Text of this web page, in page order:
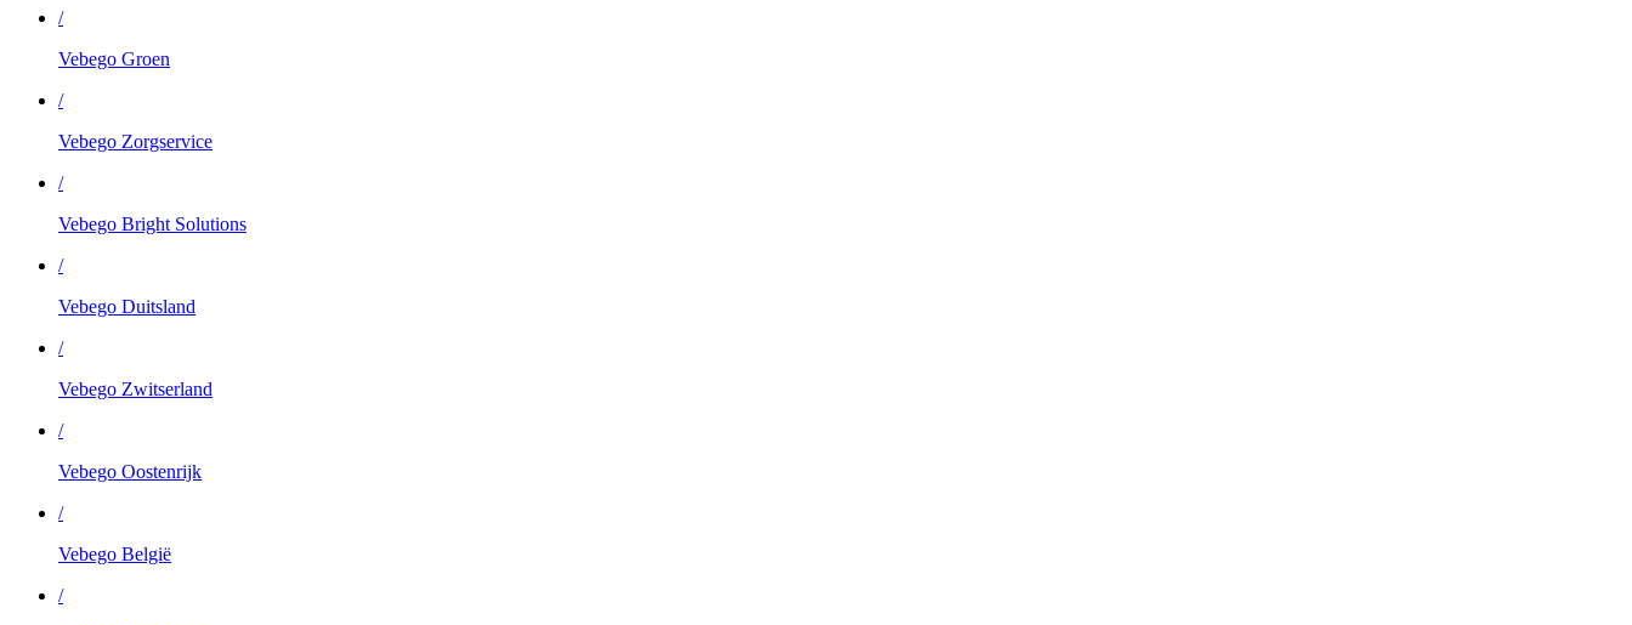
/
Vebego Groen
/
Vebego Zorgservice
/
Vebego Bright Solutions
/
Vebego Duitsland
/
Vebego Zwitserland
/
Vebego Oostenrijk
/
Vebego België
/